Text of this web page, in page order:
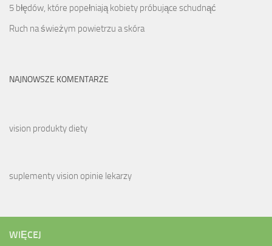
5 błędów, które popełniają kobiety próbujące schudnąć
Ruch na świeżym powietrzu a skóra
NAJNOWSZE KOMENTARZE
vision produkty diety
suplementy vision opinie lekarzy
WIĘCEJ